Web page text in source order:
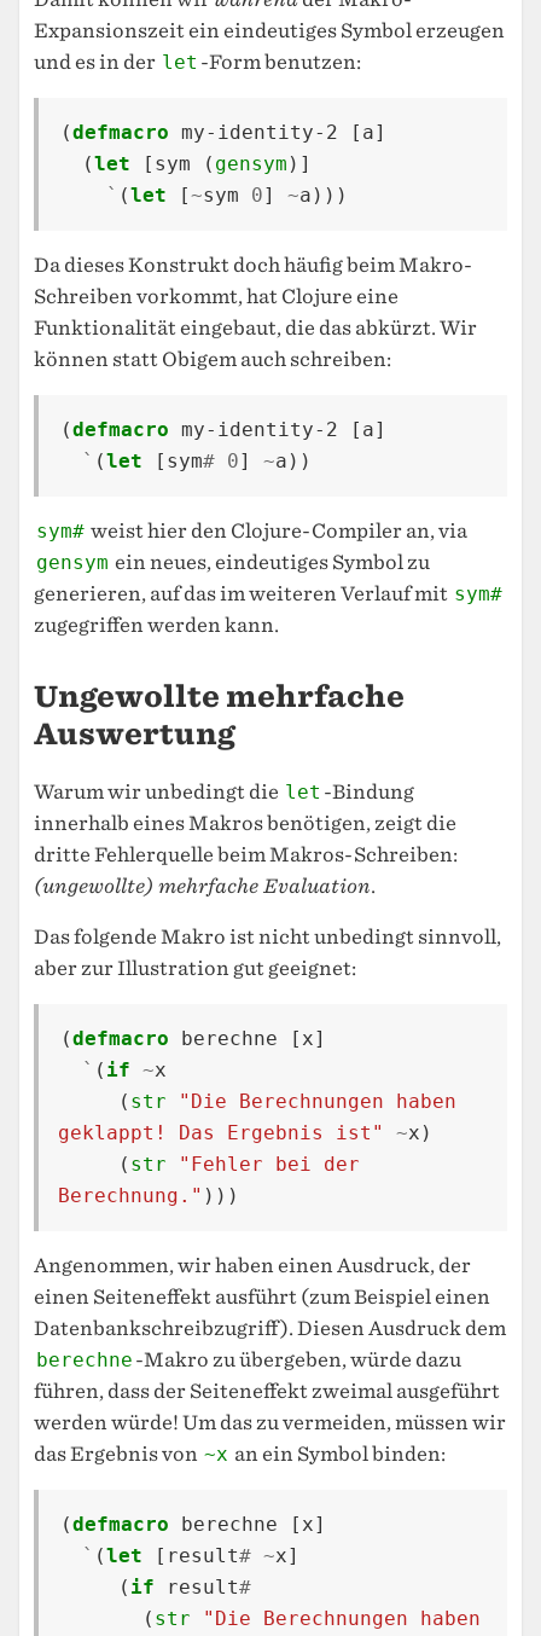
Expansionszeit ein eindeutiges Symbol erzeugen
und es in der let -Form benutzen:
(defmacro my-identity-2 [ a]
(let [ sym ( gensym )]
` (let [~sym 0] ~a )))
Da dieses Konstrukt doch häufig beim Makro-
Schreiben vorkommt, hat Clojure eine
Funktionalität eingebaut, die das abkürzt. Wir
können statt Obigem auch schreiben:
(defmacro my-identity-2 [ a]
` (let [ sym# 0] ~a ))
sym# weist hier den Clojure-Compiler an, via
gensym ein neues, eindeutiges Symbol zu
generieren, auf das im weiteren Verlauf mit sym#
zugegriffen werden kann.
Ungewollte mehrfache
Auswertung
Warum wir unbedingt die let -Bindung
innerhalb eines Makros benötigen, zeigt die
dritte Fehlerquelle beim Makros-Schreiben:
(ungewollte) mehrfache Evaluation.
Das folgende Makro ist nicht unbedingt sinnvoll,
aber zur Illustration gut geeignet:
(defmacro berechne [ x]
` ( if ~x
( str
"Die Berechnungen haben
geklappt! Das Ergebnis ist"
~x )
( str
"Fehler bei der
Berechnung." )))
Angenommen, wir haben einen Ausdruck, der
einen Seiteneffekt ausführt (zum Beispiel einen
Datenbankschreibzugriff). Diesen Ausdruck dem
berechne -Makro zu übergeben, würde dazu
führen, dass der Seiteneffekt zweimal ausgeführt
werden würde! Um das zu vermeiden, müssen wir
das Ergebnis von ~x an ein Symbol binden:
(defmacro berechne [ x]
` (let [ result# ~x]
( if result#
( str
"Die Berechnungen haben